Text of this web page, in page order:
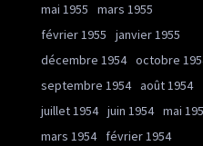
mai 1955
mars 1955
février 1955
janvier 1955
décembre 1954 octobre
septembre 1954 août 1954
juillet 1954 juin 1954 mai
mars 1954
février 1954